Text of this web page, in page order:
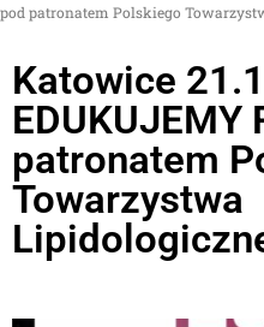
pod patronatem Polskiego
Katowice
EDUKUJEMY
patronatem
Towarzystwa